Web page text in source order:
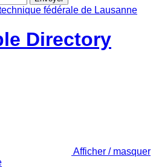
Directory
Afficher / masquer